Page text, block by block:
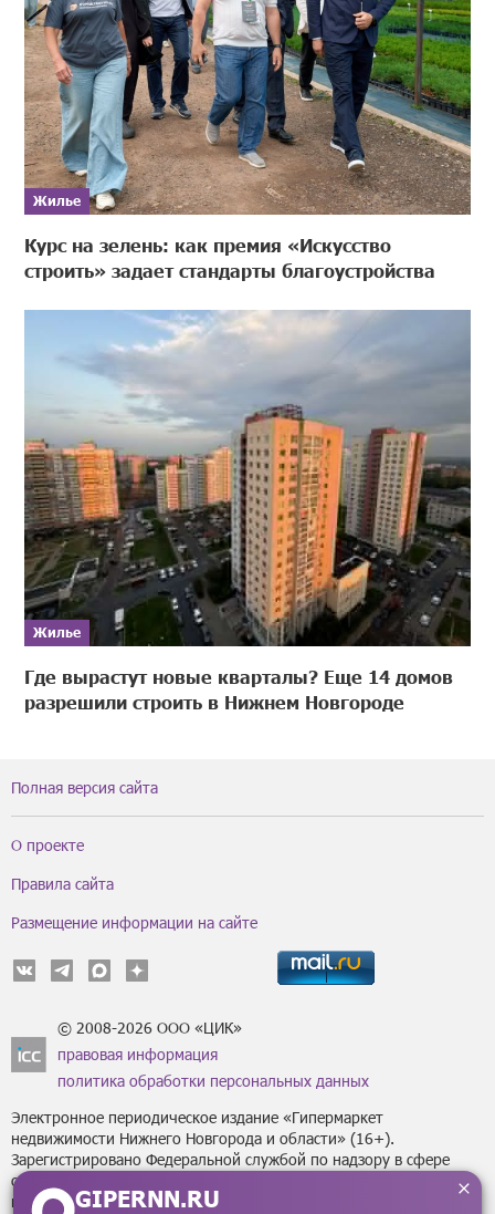
Жилье
Курс на зелень: как премия «Искусство
строить» задает стандарты благоустройства
Жилье
Где вырастут новые кварталы? Еще 14 домов
разрешили строить в Нижнем Новгороде
GIPERNN.RU
Полная версия сайта
О проекте
Правила сайта
Размещение информации на сайте
© 2008-2026 ООО «ЦИК»
правовая информация
политика обработки персональных данных
Электронное периодическое издание «Гипермаркет
недвижимости Нижнего Новгорода и области» (16+).
Зарегистрировано Федеральной службой по надзору в сфере
связи, информационных технологий
и массовых коммуникаций (Роскомнадзор) за регистрационным